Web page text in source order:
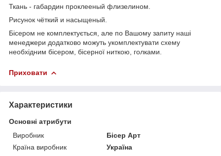
Ткань - габардин проклееный флизелином.
Рисунок чёткий и насыщеный.
Бісером не комплектується, але по Вашому запиту наші
менеджери додатково можуть укомплектувати схему
необхідним бісером, бісерної ниткою, голками.
Приховати
Характеристики
Основні атрибути
Виробник
Бісер Арт
Країна виробник
Україна